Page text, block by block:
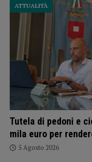
Tutela di pedoni e
mila euro per
ATTUALITÀ
5 Agosto 2026